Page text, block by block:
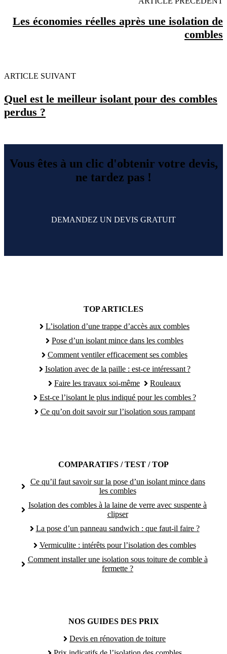
Les économies réelles après une isolation de
combles
ARTICLE SUIVANT
Quel est le meilleur isolant pour des combles
perdus ?
Vous êtes à un clic d'obtenir votre devis,
ne tardez pas !
DEMANDEZ UN DEVIS GRATUIT
TOP ARTICLES
L’isolation d’une trappe d’accès aux combles
Pose d’un isolant mince dans les combles
Comment ventiler efficacement ses combles
Isolation avec de la paille : est-ce intéressant ?
Faire les travaux soi-même
Rouleaux
Est-ce l’isolant le plus indiqué pour les combles ?
Ce qu’on doit savoir sur l’isolation sous rampant
COMPARATIFS / TEST / TOP
Ce qu’il faut savoir sur la pose d’un isolant mince dans
les combles
Isolation des combles à la laine de verre avec suspente à
clipser
La pose d’un panneau sandwich : que faut-il faire ?
Vermiculite : intérêts pour l’isolation des combles
Comment installer une isolation sous toiture de comble à
fermette ?
NOS GUIDES DES PRIX
Devis en rénovation de toiture